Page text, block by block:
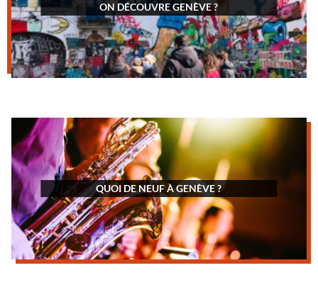
ON DÉCOUVRE GENÈVE ?
QUOI DE NEUF À GENÈVE ?